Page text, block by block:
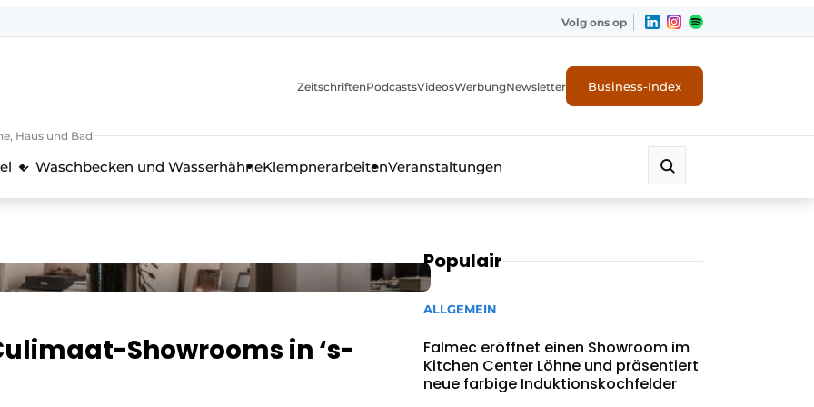
Volg ons op
Haus und Bad
ZeitschriftenPodcastsVideosWerbungNewsletter Business-Index
Waschbecken und WasserhähneKlempnerarbeitenVeranstaltungen
Showrooms in ‘s-
Populair
ALLGEMEIN
Falmec eröffnet einen Showroom im
Kitchen Center Löhne und präsentiert
neue farbige Induktionskochfelder